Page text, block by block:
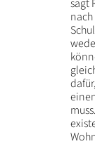
sagt